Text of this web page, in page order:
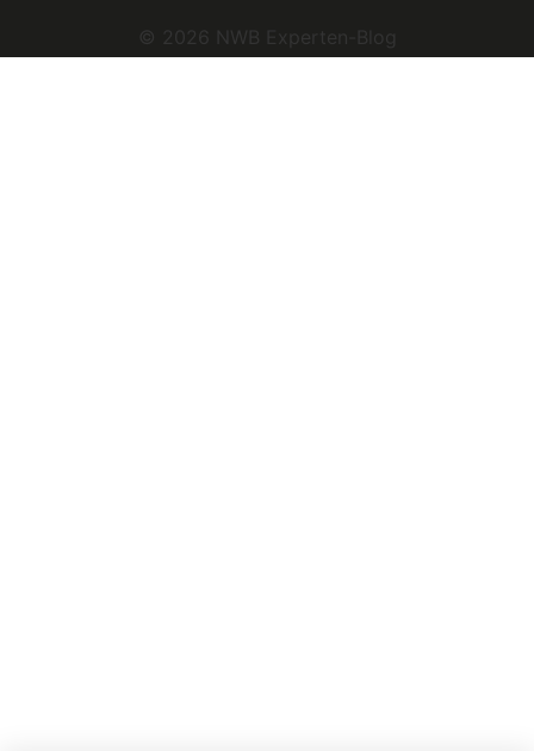
© 2026 NWB Experten-Blog